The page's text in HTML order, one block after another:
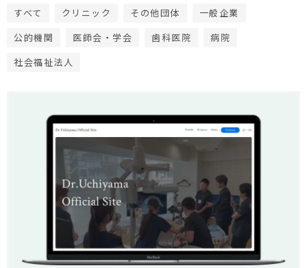
すべて クリニック その他団体
一般企業
公的機関
医師会・学会 歯科医院
病院
社会福祉法人